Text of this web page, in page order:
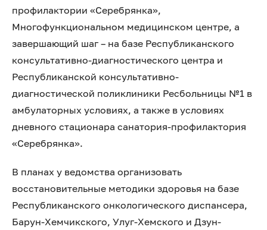
профилактории «Серебрянка»,
Многофункциональном медицинском центре, а
завершающий шаг – на базе Республиканского
консультативно-диагностического центра и
Республиканской консультативно-
диагностической поликлиники Ресбольницы №1 в
амбулаторных условиях, а также в условиях
дневного стационара санатория-профилактория
«Серебрянка».
В планах у ведомства организовать
восстановительные методики здоровья на базе
Республиканского онкологического диспансера,
Барун-Хемчикского, Улуг-Хемского и Дзун-